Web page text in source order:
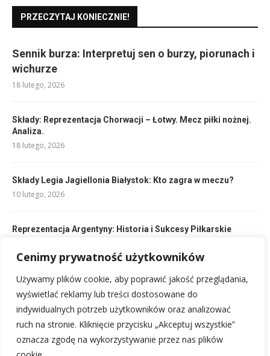
Cenimy prywatność użytkowników
Używamy plików cookie, aby poprawić jakość przeglądania,
wyświetlać reklamy lub treści dostosowane do
indywidualnych potrzeb użytkowników oraz analizować
ruch na stronie. Kliknięcie przycisku „Akceptuj wszystkie”
oznacza zgodę na wykorzystywanie przez nas plików
PRZECZYTAJ KONIECZNIE!
Sennik burza: Interpretuj sen o burzy, piorunach i
wichurze
18 lutego, 2026
Składy: Reprezentacja Chorwacji – Łotwy. Mecz piłki nożnej.
Analiza.
18 lutego, 2026
Składy Legia Jagiellonia Białystok: Kto zagra w meczu?
10 lutego, 2026
Reprezentacja Argentyny: Historia i Sukcesy Piłkarskie
Składy: Hatayspor – Fenerbahçe: Kto zagra w dzisiejszym
meczu?
10 lutego, 2026